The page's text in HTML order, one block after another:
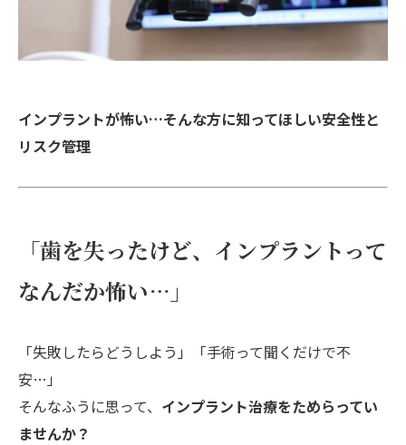
インプラントが怖い…そんな方に知ってほしい安全性と
リスク管理
「歯を失ったけど、インプラントって
なんだか怖い…」
「失敗したらどうしよう」「手術って聞くだけで不
安…」
そんなふうに思って、 インプラント治療をためらってい
ませんか？